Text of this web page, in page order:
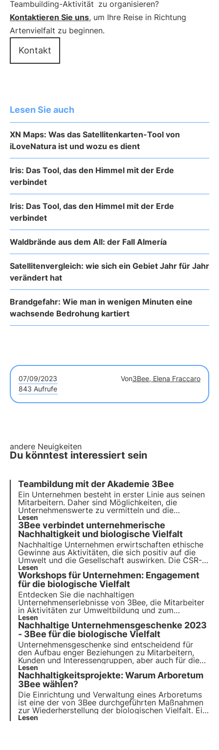
Teambuilding-Aktivität zu organisieren?
Kontaktieren Sie uns, um Ihre Reise in Richtung
Artenvielfalt zu beginnen.
Kontakt
Lesen Sie auch
XN Maps: Was das Satellitenkarten-Tool von
iLoveNatura ist und wozu es dient
Iris: Das Tool, das den Himmel mit der Erde
verbindet
Iris: Das Tool, das den Himmel mit der Erde
verbindet
Waldbrände aus dem All: der Fall Almería
Satellitenvergleich: wie sich ein Gebiet Jahr für Jahr
verändert hat
Brandgefahr: Wie man in wenigen Minuten eine
wachsende Bedrohung kartiert
07/09/2023 Von3Bee, Elena Fraccaro
843 Aufrufe
andere Neuigkeiten
Du könntest interessiert sein
Teambildung mit der Akademie 3Bee
Ein Unternehmen besteht in erster Linie aus seinen
Mitarbeitern. Daher sind Möglichkeiten, die
Unternehmenswerte zu vermitteln und die
Mitarbeiter zu Protagonisten zu machen, von
entscheidender Bedeutung. 3Bee hat die
"Academy" ins Leben gerufen, um eine Synergie
zwischen Nachhaltigkeitsprojekten und
unternehmerischem Engagement zu schaffen.
Lesen
3Bee verbindet unternehmerische
Nachhaltigkeit und biologische Vielfalt
Nachhaltige Unternehmen erwirtschaften ethische
Gewinne aus Aktivitäten, die sich positiv auf die
Umwelt und die Gesellschaft auswirken. Die CSR-
Projekte von 3Bee regenerieren die Artenvielfalt.
Finden Sie heraus, wie Sie (mehr) nachhaltig sein
können und wie Sie die biologische Vielfalt durch
die Einbeziehung Ihrer Mitarbeiter schützen
können.
Lesen
Workshops für Unternehmen: Engagement
für die biologische Vielfalt
Entdecken Sie die nachhaltigen
Unternehmenserlebnisse von 3Bee, die Mitarbeiter
in Aktivitäten zur Umweltbildung und zum
Umweltbewusstsein einbinden. Von Imkerei- und
Pflanz-Workshops bis hin zu Verkostungen der
biologischen Vielfalt - verbessern Sie Ihr
Engagement und fördern Sie die Nachhaltigkeit.
Lesen
Nachhaltige Unternehmensgeschenke 2023
- 3Bee für die biologische Vielfalt
Unternehmensgeschenke sind entscheidend für
den Aufbau enger Beziehungen zu Mitarbeitern,
Kunden und Interessengruppen, aber auch für die
Vermittlung von Unternehmenswerten. Dabei spielt
die Nachhaltigkeit eine immer wichtigere Rolle.
Entdecken Sie die nachhaltigen Werbegeschenke
von 3Bee: Wählen Sie aus und schenken Sie
biologische Vielfalt.
Lesen
Nachhaltigkeitsprojekte: Warum Arboretum
3Bee wählen?
Die Einrichtung und Verwaltung eines Arboretums
ist eine der von 3Bee durchgeführten Maßnahmen
zur Wiederherstellung der biologischen Vielfalt. Ein
Nachhaltigkeitsprojekt des Unternehmens, das mit
Lesen